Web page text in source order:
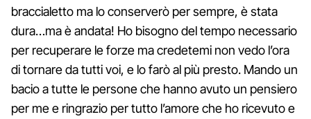
braccialetto ma lo conserverò per sempre, è stata
dura…ma è andata! Ho bisogno del tempo necessario
per recuperare le forze ma credetemi non vedo l’ora
di tornare da tutti voi, e lo farò al più presto. Mando un
bacio a tutte le persone che hanno avuto un pensiero
per me e ringrazio per tutto l’amore che ho ricevuto e